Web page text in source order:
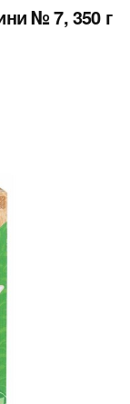
№ 7, 350 г